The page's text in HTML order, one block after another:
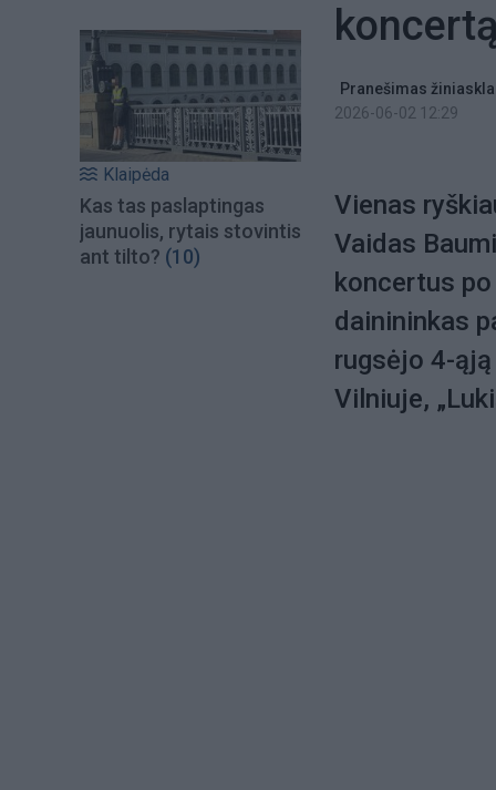
Klaipėda
Kas tas paslaptingas
jaunuolis, rytais stovintis
ant tilto? (10)
Pranešimas
2026-06-02 12:29
Vienas
Vaidas
koncertus
dainininkas
rugsėjo 4-
Vilniuje,